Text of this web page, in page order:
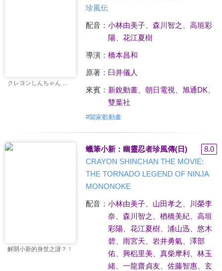
クレヨンしんちゃん もののけニンジャ珍風伝
珍風伝
配音： 小林由美子、 森川智之
高垣彩
陽、 花江夏樹
導演： 橋本昌和
原著： 臼井儀人
來賓： 新銳動畫、 朝日電視 旭通DK
雙葉社
#闔家歡動畫
解開小新的身世之謎？！
蠟筆小新：幽靈忍者珍風傳(日)
8.0
CRAYON SHINCHAN THE MOVIE:
THE TORNADO LEGEND OF NINJA
MONONOKE
配音： 小林由美子、 山田孝之
川榮李
奈
森川智之 楢橋美紀、 高垣
彩陽、 花江夏樹、 浦山迅
悠木
碧、 雨宮天 岩井勇氣、 澤部
佑、 興梠里美、 真柴摩利
林玉
緒、 一龍齋貞友、 佐藤智惠、 玄